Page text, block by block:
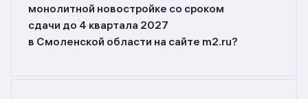
монолитной новостройке со сроком
сдачи до 4 квартала 2027
в Смоленской области на сайте m2.ru?